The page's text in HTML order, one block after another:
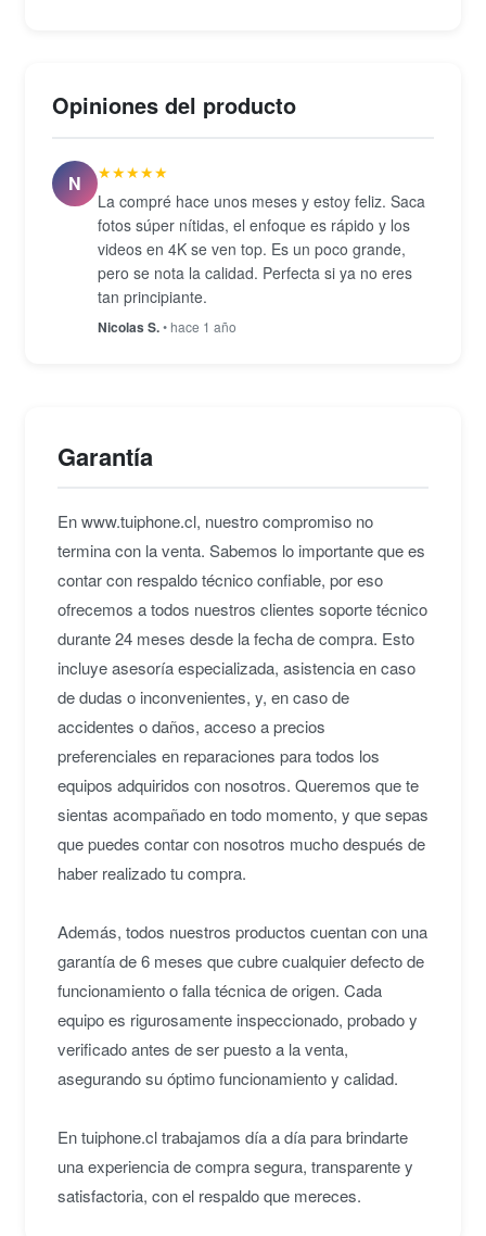
opción sólida para fotógrafos y videógrafos que
DSLR maduro.
Opiniones del producto
N
★★★★★
La compré hace unos meses y estoy feliz. Saca
fotos súper nítidas, el enfoque es rápido y los
videos en 4K se ven top. Es un poco grande,
pero se nota la calidad. Perfecta si ya no eres
tan principiante.
Nicolas S.• hace 1 año
Garantía
En www.tuiphone.cl, nuestro compromiso no
termina con la venta. Sabemos lo importante que es
contar con respaldo técnico confiable, por eso
ofrecemos a todos nuestros clientes soporte técnico
durante 24 meses desde la fecha de compra. Esto
incluye asesoría especializada, asistencia en caso
de dudas o inconvenientes, y, en caso de
accidentes o daños, acceso a precios
preferenciales en reparaciones para todos los
equipos adquiridos con nosotros. Queremos que te
sientas acompañado en todo momento, y que sepas
que puedes contar con nosotros mucho después de
haber realizado tu compra.
Además, todos nuestros productos cuentan con una
garantía de 6 meses que cubre cualquier defecto de
funcionamiento o falla técnica de origen. Cada
equipo es rigurosamente inspeccionado, probado y
verificado antes de ser puesto a la venta,
asegurando su óptimo funcionamiento y calidad.
En tuiphone.cl trabajamos día a día para brindarte
una experiencia de compra segura, transparente y
satisfactoria, con el respaldo que mereces.